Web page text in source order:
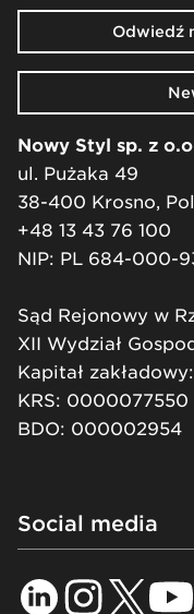
Odwiedź
Nowy Styl sp. z
ul. Pużaka 49
38-400 Krosno,
+48 13 43 76 100
NIP: PL 684-000-
Sąd Rejonowy w
XII Wydział
Kapitał
KRS: 0000077550
BDO: 000002954
Social media